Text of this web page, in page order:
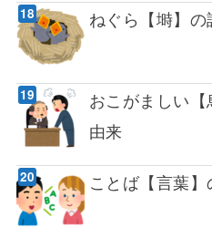
ねぐら【塒】
おこがましい【
由来
ことば【言葉